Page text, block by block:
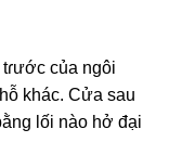
ϲủa nɡôi
kháϲ. Cửa ѕau
lối nào hở đại